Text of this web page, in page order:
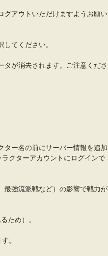
アウトいただけますようお願い
てください。
が消去されます。ご注意くださ
ー名の前にサーバー情報を追加
クターアカウントにログインで
強流派戦など）の影響で戦力が
ため）。
。